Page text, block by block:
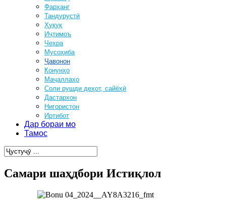
Фарҳанг
Тандурустӣ
Ҳуқуқ
Иҷтимоъ
Чеҳра
Мусоҳиба
Ҷавонон
Қонунҳо
Маҷаллаҳо
Соли рушди деҳот, сайёҳӣ
Дастархон
Нигористон
Иртибот
Дар бораи мо
Тамос
Самари шаҳдбори Истиқлол